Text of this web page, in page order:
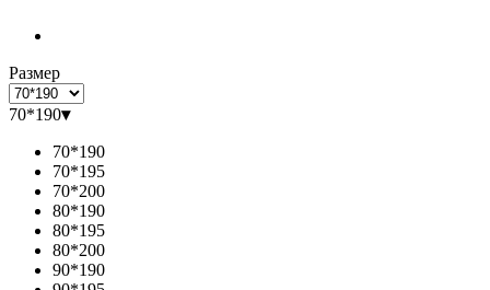
Размер
70*190▾
70*190
70*195
70*200
80*190
80*195
80*200
90*190